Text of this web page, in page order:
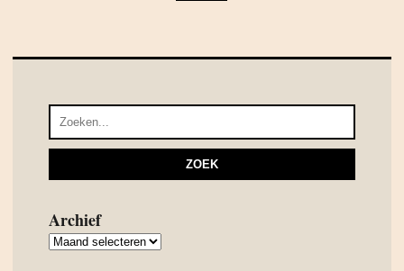
Archief
Archief